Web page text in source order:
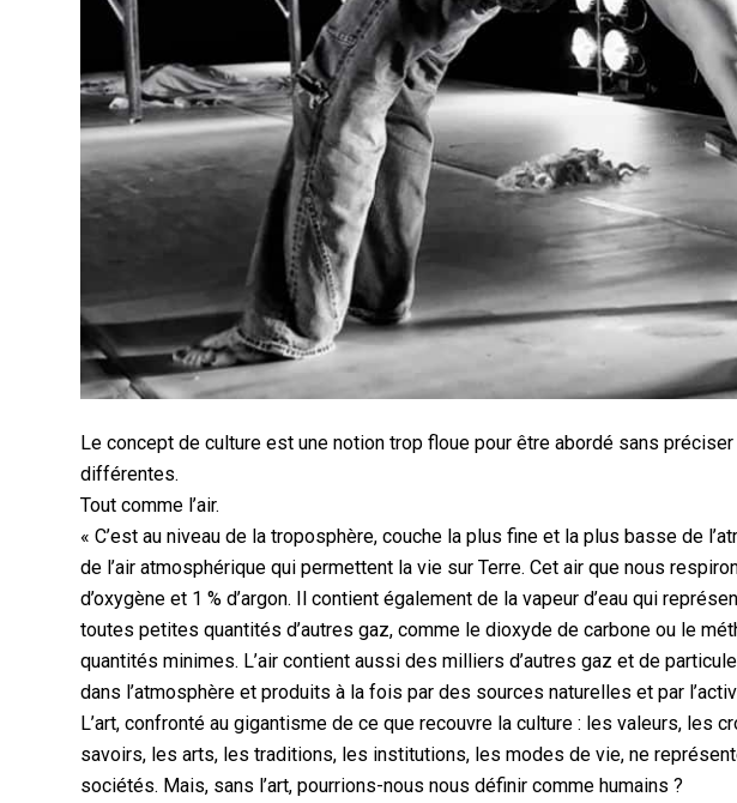
Le concept de culture est une notion trop floue pour être abordé sans
différentes.
Tout comme l’air.
« C’est au niveau de la troposphère, couche la plus fine et la plus basse de
de l’air atmosphérique qui permettent la vie sur Terre. Cet air que nous
d’oxygène et 1 % d’argon. Il contient également de la vapeur d’eau qui
toutes petites quantités d’autres gaz, comme le dioxyde de carbone ou le
quantités minimes. L’air contient aussi des milliers d’autres gaz et de
dans l’atmosphère et produits à la fois par des sources naturelles et par
L’art, confronté au gigantisme de ce que recouvre la culture : les valeurs, les
savoirs, les arts, les traditions, les institutions, les modes de vie, ne
sociétés. Mais, sans l’art, pourrions-nous nous définir comme humains ?